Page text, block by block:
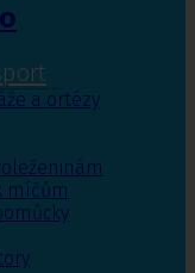
a ortézy
míčům